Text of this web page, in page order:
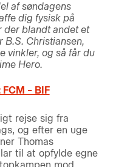
af søndagens
dig fysisk på
der blandt andet et
Christiansen,
vinkler, og så får du
Hero.
– BIF
rejse sig fra
og efter en uge
Thomas
til at opfylde egne
mod